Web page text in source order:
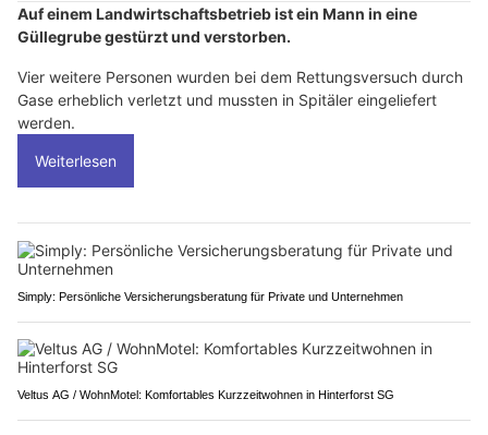
Auf einem Landwirtschaftsbetrieb ist ein Mann in eine
Güllegrube gestürzt und verstorben.
Vier weitere Personen wurden bei dem Rettungsversuch durch
Gase erheblich verletzt und mussten in Spitäler eingeliefert
werden.
Weiterlesen
Simply: Persönliche Versicherungsberatung für Private und Unternehmen
Veltus AG / WohnMotel: Komfortables Kurzzeitwohnen in Hinterforst SG